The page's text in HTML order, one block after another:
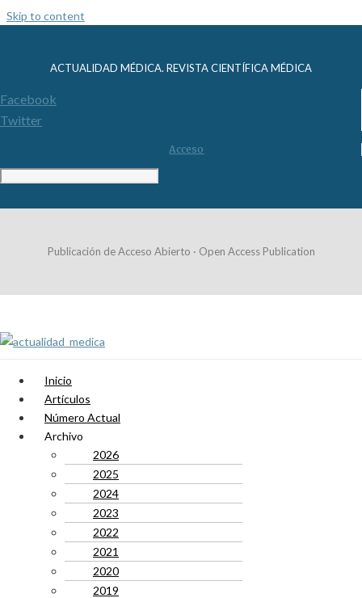
Skip to content
ACTUALIDAD MÉDICA. REVISTA CIENTÍFICA MÉDICA
Facebook
Twitter
Acceso
Publicación de Acceso Abierto · Open Access Publication
Inicio
Artículos
Número Actual
Archivo
2026
2025
2024
2023
2022
2021
2020
2019